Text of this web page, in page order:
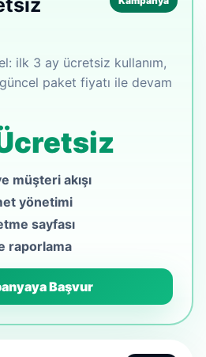
ilk 3 ay ücretsiz kullanım,
paket fiyatı ile devam
müşteri akışı
yönetimi
sayfası
raporlama
Başvur